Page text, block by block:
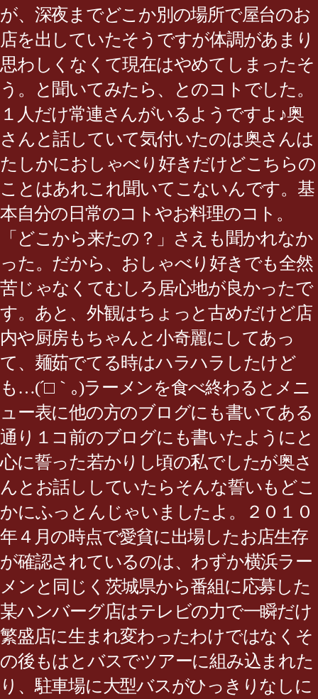
が、深夜までどこか別の場所で屋台のお
店を出していたそうですが体調があまり
思わしくなくて現在はやめてしまったそ
う。と聞いてみたら、とのコトでした。
１人だけ常連さんがいるようですよ♪奥
さんと話していて気付いたのは奥さんは
たしかにおしゃべり好きだけどこちらの
ことはあれこれ聞いてこないんです。基
本自分の日常のコトやお料理のコト。
「どこから来たの？」さえも聞かれなか
った。だから、おしゃべり好きでも全然
苦じゃなくてむしろ居心地が良かったで
す。あと、外観はちょっと古めだけど店
内や厨房もちゃんと小奇麗にしてあっ
て、麺茹でてる時はハラハラしたけど
も…(´□｀｡)ラーメンを食べ終わるとメニ
ュー表に他の方のブログにも書いてある
通り１コ前のブログにも書いたようにと
心に誓った若かりし頃の私でしたが奥さ
んとお話ししていたらそんな誓いもどこ
かにふっとんじゃいましたよ。２０１０
年４月の時点で愛貧に出場したお店生存
が確認されているのは、わずか横浜ラー
メンと同じく茨城県から番組に応募した
某ハンバーグ店はテレビの力で一瞬だけ
繁盛店に生まれ変わったわけではなくそ
の後もはとバスでツアーに組み込まれた
り、駐車場に大型バスがひっきりなしに